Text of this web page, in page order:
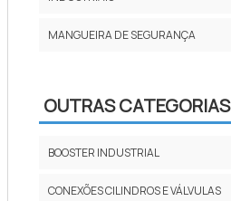
MANGUEIRA DE SEGURANÇA
OUTRAS CATEGORIAS
BOOSTER INDUSTRIAL
CONEXÕES CILINDROS E VÁLVULAS